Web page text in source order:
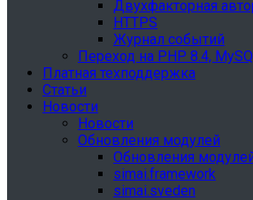
Двухфакторная
HTTPS
Журнал событий
Переход на PHP 8.4,
Платная техподдержка
Статьи
Новости
Новости
Обновления модулей
Обновления
simai.framework
simai.sveden